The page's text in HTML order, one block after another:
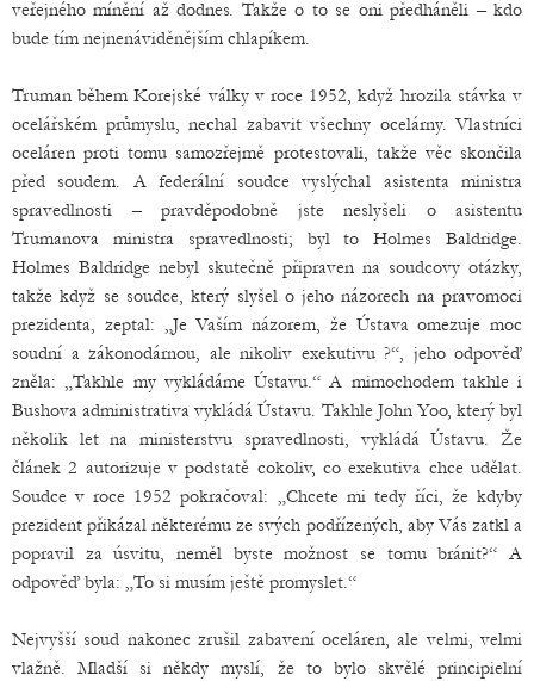
veřejného mínění až dodnes. Takže o to se oni předháněli – kdo
bude tím nejnenáviděnějším chlapíkem.
Truman během Korejské války v roce 1952, když hrozila stávka v
ocelářském průmyslu, nechal zabavit všechny ocelárny. Vlastníci
oceláren proti tomu samozřejmě protestovali, takže věc skončila
před soudem. A federální soudce vyslýchal asistenta ministra
spravedlnosti – pravděpodobně jste neslyšeli o asistentu
Trumanova ministra spravedlnosti; byl to Holmes Baldridge.
Holmes Baldridge nebyl skutečně připraven na soudcovy otázky,
takže když se soudce, který slyšel o jeho názorech na pravomoci
prezidenta, zeptal: „Je Vaším názorem, že Ústava omezuje moc
soudní a zákonodárnou, ale nikoliv exekutivu ?“, jeho odpověď
zněla: „Takhle my vykládáme Ústavu.“ A mimochodem takhle i
Bushova administrativa vykládá Ústavu. Takhle John Yoo, který byl
několik let na ministerstvu spravedlnosti, vykládá Ústavu. Že
článek 2 autorizuje v podstatě cokoliv, co exekutiva chce udělat.
Soudce v roce 1952 pokračoval: „Chcete mi tedy říci, že kdyby
prezident přikázal některému ze svých podřízených, aby Vás zatkl a
popravil za úsvitu, neměl byste možnost se tomu bránit?“ A
odpověď byla: „To si musím ještě promyslet.“
Nejvyšší soud nakonec zrušil zabavení oceláren, ale velmi, velmi
vlažně. Mladší si někdy myslí, že to bylo skvělé principielní